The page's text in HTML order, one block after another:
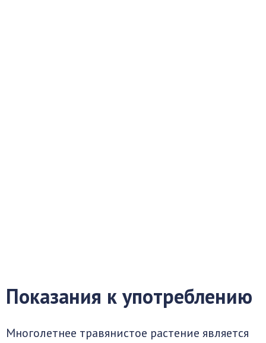
Показания к употреблению
Многолетнее травянистое растение является